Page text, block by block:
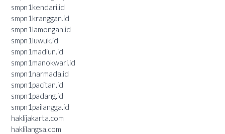
smpn1kendari.id
smpn1kranggan.id
smpn1lamongan.id
smpn1luwuk.id
smpn1madiun.id
smpn1manokwari.id
smpn1narmada.id
smpn1pacitan.id
smpn1padang.id
smpn1pailangga.id
haklijakarta.com
haklilangsa.com